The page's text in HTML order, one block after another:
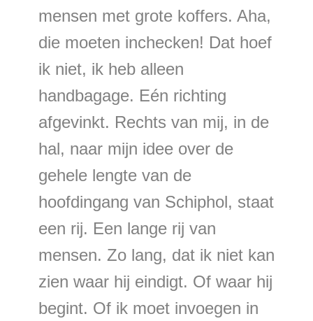
mensen met grote koffers. Aha,
die moeten inchecken! Dat hoef
ik niet, ik heb alleen
handbagage. Eén richting
afgevinkt. Rechts van mij, in de
hal, naar mijn idee over de
gehele lengte van de
hoofdingang van Schiphol, staat
een rij. Een lange rij van
mensen. Zo lang, dat ik niet kan
zien waar hij eindigt. Of waar hij
begint. Of ik moet invoegen in